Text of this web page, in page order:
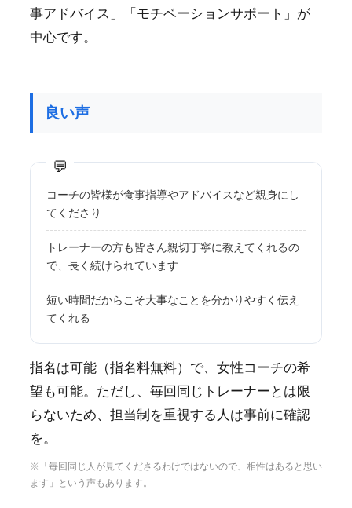
事アドバイス」「モチベーションサポート」が
中心です。
良い声
コーチの皆様が食事指導やアドバイスなど親身にし
てくださり
トレーナーの方も皆さん親切丁寧に教えてくれるの
で、長く続けられています
短い時間だからこそ大事なことを分かりやすく伝え
てくれる
指名は可能（指名料無料）で、女性コーチの希
望も可能。ただし、毎回同じトレーナーとは限
らないため、担当制を重視する人は事前に確認
を。
※「毎回同じ人が見てくださるわけではないので、相性はあると思い
ます」という声もあります。